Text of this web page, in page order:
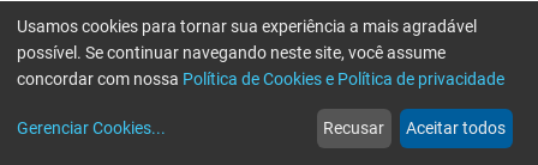
web
Notícias
more_horiz
Mais
Usamos cookies para tornar sua experiência a mais agradável
possível. Se continuar navegando neste site, você assume
concordar com nossa Política de Cookies e Política de privacidade
Gerenciar Cookies... Recusar Aceitar todos
Erro ao enviar informações, por favor tente novamente